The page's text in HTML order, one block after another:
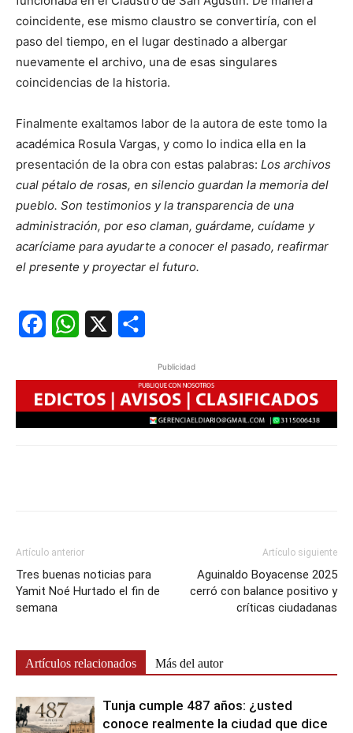
coincidente, ese mismo claustro se convertiría, con el
paso del tiempo, en el lugar destinado a albergar
nuevamente el archivo, una de esas singulares
coincidencias de la historia.
Finalmente exaltamos labor de la autora de este tomo la
académica Rosula Vargas, y como lo indica ella en la
presentación de la obra con estas palabras: Los archivos
cual pétalo de rosas, en silencio guardan la memoria del
pueblo. Son testimonios y la transparencia de una
administración, por eso claman, guárdame, cuídame y
acaríciame para ayudarte a conocer el pasado, reafirmar
el presente y proyectar el futuro.
FacebookWhatsApp
Publicidad
Artículo anterior
Tres buenas noticias para
Yamit Noé Hurtado el fin de
semana
Artículo siguiente
Aguinaldo Boyacense 2025
cerró con balance positivo y
críticas ciudadanas
Artículos relacionados Más del autor
Tunja cumple 487 años: ¿usted
conoce realmente la ciudad que dice